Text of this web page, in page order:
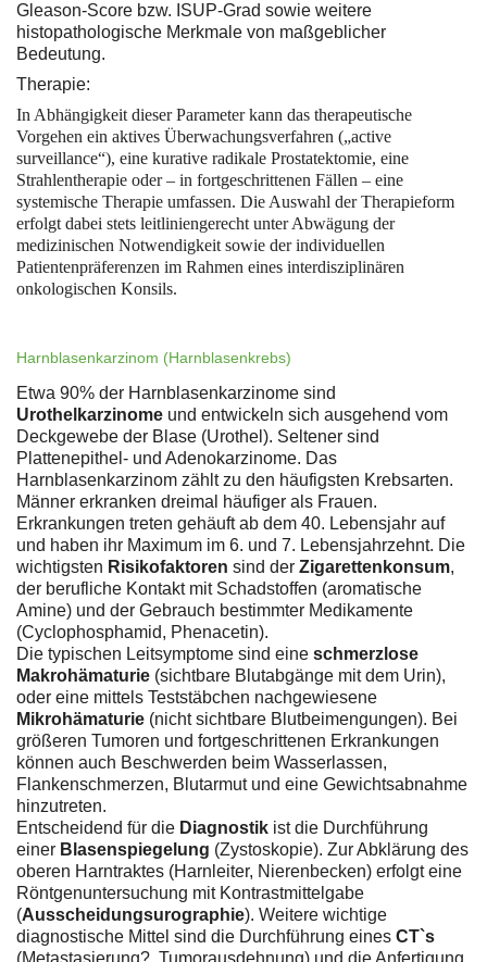
Gleason-Score bzw. ISUP-Grad sowie weitere
histopathologische Merkmale von maßgeblicher
Bedeutung.
Therapie:
In Abhängigkeit dieser Parameter kann das therapeutische
Vorgehen ein aktives Überwachungsverfahren („active
surveillance“), eine kurative radikale Prostatektomie, eine
Strahlentherapie oder – in fortgeschrittenen Fällen – eine
systemische Therapie umfassen. Die Auswahl der Therapieform
erfolgt dabei stets leitliniengerecht unter Abwägung der
medizinischen Notwendigkeit sowie der individuellen
Patientenpräferenzen im Rahmen eines interdisziplinären
onkologischen Konsils.
Harnblasenkarzinom (Harnblasenkrebs)
Etwa 90% der Harnblasenkarzinome sind
Urothelkarzinome und entwickeln sich ausgehend vom
Deckgewebe der Blase (Urothel). Seltener sind
Plattenepithel- und Adenokarzinome. Das
Harnblasenkarzinom zählt zu den häufigsten Krebsarten.
Männer erkranken dreimal häufiger als Frauen.
Erkrankungen treten gehäuft ab dem 40. Lebensjahr auf
und haben ihr Maximum im 6. und 7. Lebensjahrzehnt. Die
wichtigsten Risikofaktoren sind der Zigarettenkonsum,
der berufliche Kontakt mit Schadstoffen (aromatische
Amine) und der Gebrauch bestimmter Medikamente
(Cyclophosphamid, Phenacetin).
Die typischen Leitsymptome sind eine schmerzlose
Makrohämaturie (sichtbare Blutabgänge mit dem Urin),
oder eine mittels Teststäbchen nachgewiesene
Mikrohämaturie (nicht sichtbare Blutbeimengungen). Bei
größeren Tumoren und fortgeschrittenen Erkrankungen
können auch Beschwerden beim Wasserlassen,
Flankenschmerzen, Blutarmut und eine Gewichtsabnahme
hinzutreten.
Entscheidend für die Diagnostik ist die Durchführung
einer Blasenspiegelung (Zystoskopie). Zur Abklärung des
oberen Harntraktes (Harnleiter, Nierenbecken) erfolgt eine
Röntgenuntersuchung mit Kontrastmittelgabe
(Ausscheidungsurographie). Weitere wichtige
diagnostische Mittel sind die Durchführung eines CT`s
(Metastasierung?, Tumorausdehnung) und die Anfertigung